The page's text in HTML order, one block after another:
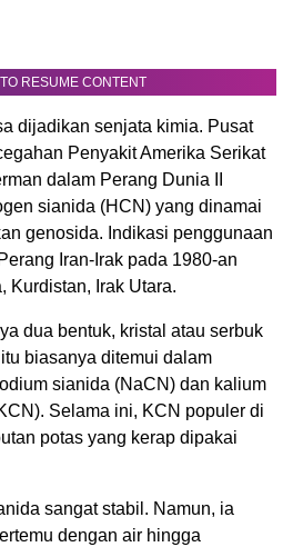
RESUME CONTENT
dijadikan senjata kimia. Pusat
Penyakit Amerika Serikat
dalam Perang Dunia II
sianida (HCN) yang dinamai
genosida. Indikasi penggunaan
Iran-Irak pada 1980-an
Kurdistan, Irak Utara.
dua bentuk, kristal atau serbuk
biasanya ditemui dalam
sianida (NaCN) dan kalium
Selama ini, KCN populer di
potas yang kerap dipakai
sangat stabil. Namun, ia
dengan air hingga